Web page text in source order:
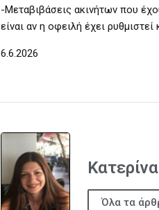
-Μεταβιβάσεις ακινήτων που
είναι αν η οφειλή έχει
6.6.2026
Όλα τα